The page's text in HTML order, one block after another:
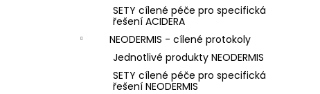
SETY cílené péče pro specifická
řešení ACIDERA
NEODERMIS - cílené protokoly
Jednotlivé produkty NEODERMIS
SETY cílené péče pro specifická
řešení NEODERMIS